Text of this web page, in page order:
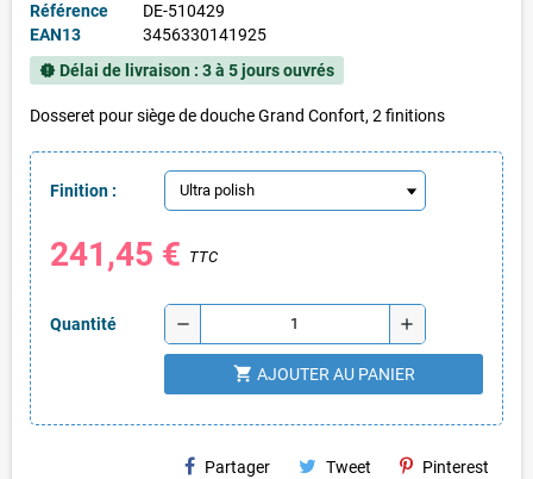
Référence
DE-510429
EAN13
3456330141925
new_releases Délai de livraison : 3 à 5 jours ouvrés
Dosseret pour siège de douche Grand Confort, 2 finitions
Finition :
241,45 € TTC
Quantité remove add
shopping_cart AJOUTER AU PANIER
Partager Tweet Pinterest